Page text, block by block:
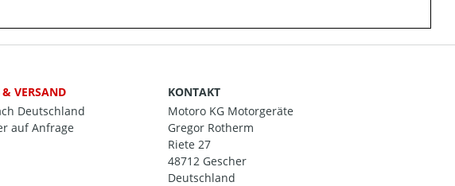
VERSAND
Deutschland
auf Anfrage
KONTAKT
Motoro KG Motorgeräte
Gregor Rotherm
Riete 27
48712 Gescher
Deutschland